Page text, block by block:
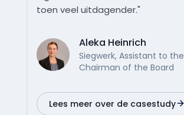
toen veel uitdagender."
Aleka Heinrich
Siegwerk, Assistant to the
Chairman of the Board
Lees meer over de casestudy